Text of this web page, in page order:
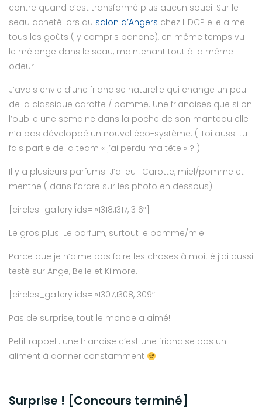
contre quand c’est transformé plus aucun souci. Sur le
seau acheté lors du salon d’Angers chez HDCP elle aime
tous les goûts ( y compris banane), en même temps vu
le mélange dans le seau, maintenant tout à la même
odeur.
J’avais envie d’une friandise naturelle qui change un peu
de la classique carotte / pomme. Une friandises que si on
l’oublie une semaine dans la poche de son manteau elle
n’a pas développé un nouvel éco-système. ( Toi aussi tu
fais partie de la team « j’ai perdu ma tête » ? )
Il y a plusieurs parfums. J’ai eu : Carotte, miel/pomme et
menthe ( dans l’ordre sur les photo en dessous).
[circles_gallery ids= »1318,1317,1316″]
Le gros plus: Le parfum, surtout le pomme/miel !
Parce que je n’aime pas faire les choses à moitié j’ai aussi
testé sur Ange, Belle et Kilmore.
[circles_gallery ids= »1307,1308,1309″]
Pas de surprise, tout le monde a aimé!
Petit rappel : une friandise c’est une friandise pas un
aliment à donner constamment
Surprise ! [Concours terminé]